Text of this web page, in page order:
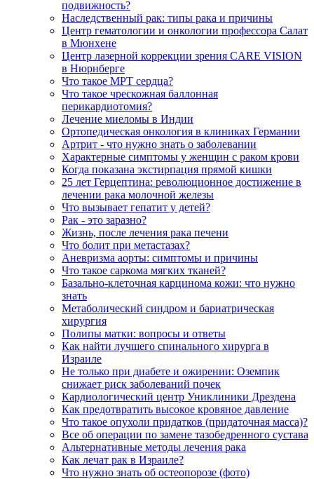
подвижность?
Наследственный рак: типы рака и причины
Центр гематологии и онкологии профессора Салат
в Мюнхене
Центр лазерной коррекции зрения CARE VISION
в Нюрнберге
Что такое МРТ сердца?
Что такое чрескожная баллонная
перикардиотомия?
Лечение миеломы в Индии
Ортопедическая онкология в клиниках Германии
Артрит - что нужно знать о заболевании
Характерные симптомы у женщин с раком крови
Когда показана экстирпация прямой кишки
25 лет Герцептина: революционное достижение в
лечении рака молочной железы
Что вызывает гепатит у детей?
Рак - это заразно?
Жизнь, после лечения рака печени
Что болит при метастазах?
Аневризма аорты: симптомы и причины
Что такое саркома мягких тканей?
Базально-клеточная карцинома кожи: что нужно
знать
Метаболический синдром и бариатрическая
хирургия
Полипы матки: вопросы и ответы
Как найти лучшего спинального хирурга в
Израиле
Не только при диабете и ожирении: Оземпик
снижает риск заболеваний почек
Кардиологический центр Униклиники Дрездена
Как предотвратить высокое кровяное давление
Что такое опухоли придатков (придаточная масса)?
Все об операции по замене тазобедренного сустава
Альтернативные методы лечения рака
Как лечат рак в Израиле?
Что нужно знать об остеопорозе (фото)